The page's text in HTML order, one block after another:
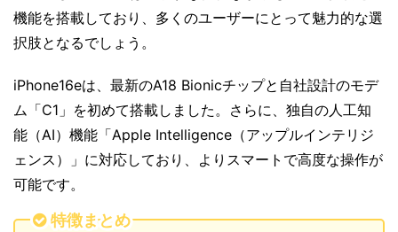
機能を搭載しており、多くのユーザーにとって魅力的な選
択肢となるでしょう。
iPhone16eは、最新のA18 Bionicチップと自社設計のモデ
ム「C1」を初めて搭載しました。さらに、独自の人工知
能（AI）機能「Apple Intelligence（アップルインテリジ
ェンス）」に対応しており、よりスマートで高度な操作が
可能です。
特徴まとめ